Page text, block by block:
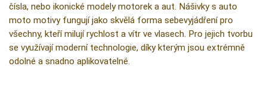
čísla, nebo ikonické modely motorek a aut. Nášivky s auto
moto motivy fungují jako skvělá forma sebevyjádření pro
všechny, kteří milují rychlost a vítr ve vlasech. Pro jejich tvorbu
se využívají moderní technologie, díky kterým jsou extrémně
odolné a snadno aplikovatelné.